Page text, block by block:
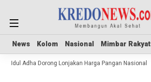
News Kolom Nasional Mimbar Rakyat
News Kolom Nasional Mimbar Rakyat
Idul Adha Dorong Lonjakan Harga Pangan Nasional